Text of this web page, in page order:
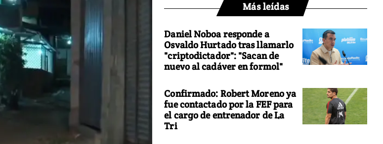
Más leídas
Daniel Noboa responde a
Osvaldo Hurtado tras llamarlo
"criptodictador": "Sacan de
nuevo al cadáver en formol"
Confirmado: Robert Moreno ya
fue contactado por la FEF para
el cargo de entrenador de La
Tri